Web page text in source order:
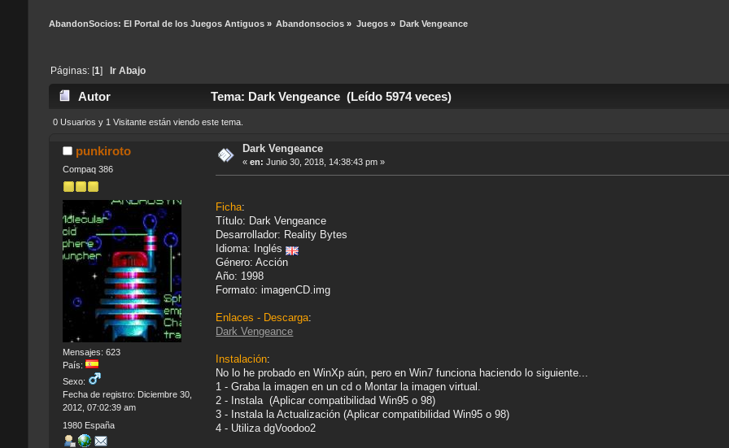
AbandonSocios: El Portal de los Juegos Antiguos» Abandonsocios » Juegos» Dark Vengeance
Páginas: [ 1 Ir Abajo
Autor Tema: Dark Vengeance (Leído 5974 veces)
0 Usuarios y 1 Visitante están viendo este tema.
punkiroto
Compaq 386
Mensajes: 623
País:
Sexo:
Fecha de registro: Diciembre 30,
2012, 07:02:39 am
1980 España
Dark Vengeance
« en: Junio 30, 2018, 14:38:43 pm »
Ficha:
Título: Dark Vengeance
Desarrollador: Reality Bytes
Idioma: Inglés
Género: Acción
Año: 1998
Formato: imagenCD.img
Enlaces - Descarga:
Dark Vengeance
Instalación:
No lo he probado en WinXp aún, pero en Win7 funciona haciendo lo siguiente...
1 - Graba la imagen en un cd o Montar la imagen virtual.
2 - Instala (Aplicar compatibilidad Win95 o 98)
3 - Instala la Actualización (Aplicar compatibilidad Win95 o 98)
4 - Utiliza dgVoodoo2